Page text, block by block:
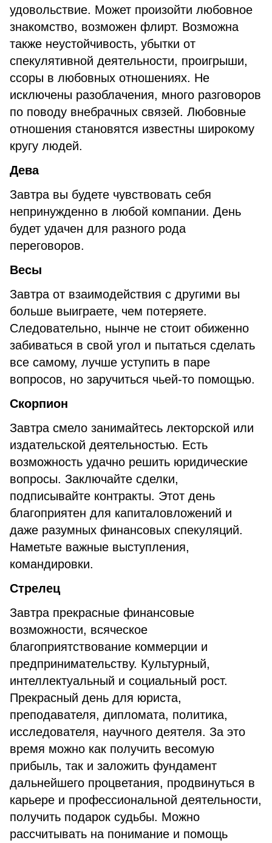
удовольствие. Может произойти любовное
знакомство, возможен флирт. Возможна
также неустойчивость, убытки от
спекулятивной деятельности, проигрыши,
ссоры в любовных отношениях. Не
исключены разоблачения, много разговоров
по поводу внебрачных связей. Любовные
отношения становятся известны широкому
кругу людей.
Дева
Завтра вы будете чувствовать себя
непринужденно в любой компании. День
будет удачен для разного рода
переговоров.
Весы
Завтра от взаимодействия с другими вы
больше выиграете, чем потеряете.
Следовательно, нынче не стоит обиженно
забиваться в свой угол и пытаться сделать
все самому, лучше уступить в паре
вопросов, но заручиться чьей-то помощью.
Скорпион
Завтра смело занимайтесь лекторской или
издательской деятельностью. Есть
возможность удачно решить юридические
вопросы. Заключайте сделки,
подписывайте контракты. Этот день
благоприятен для капиталовложений и
даже разумных финансовых спекуляций.
Наметьте важные выступления,
командировки.
Стрелец
Завтра прекрасные финансовые
возможности, всяческое
благоприятствование коммерции и
предпринимательству. Культурный,
интеллектуальный и социальный рост.
Прекрасный день для юриста,
преподавателя, дипломата, политика,
исследователя, научного деятеля. За это
время можно как получить весомую
прибыль, так и заложить фундамент
дальнейшего процветания, продвинуться в
карьере и профессиональной деятельности,
получить подарок судьбы. Можно
рассчитывать на понимание и помощь